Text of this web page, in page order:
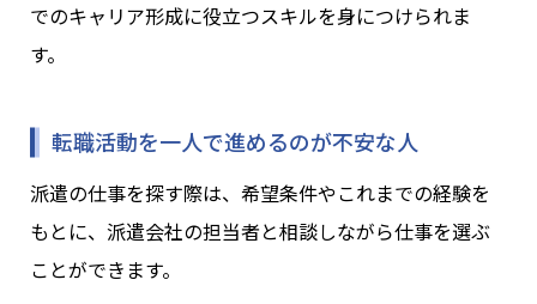
でのキャリア形成に役立つスキルを身につけられま
す。
転職活動を一人で進めるのが不安な人
派遣の仕事を探す際は、希望条件やこれまでの経験を
もとに、派遣会社の担当者と相談しながら仕事を選ぶ
ことができます。